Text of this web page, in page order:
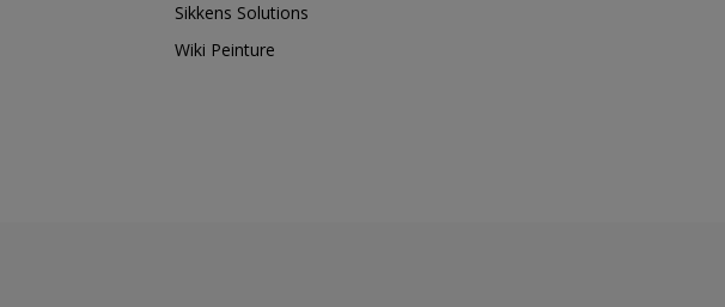
Sikkens Solutions
Wiki Peinture